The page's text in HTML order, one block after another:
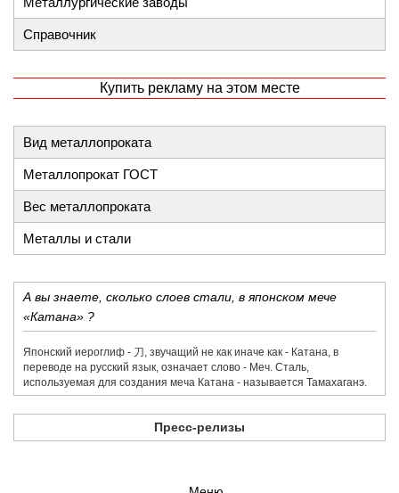
Справочник
Купить рекламу на этом месте
Вид металлопроката
Металлопрокат ГОСТ
Вес металлопроката
Металлы и стали
А вы знаете, сколько слоев стали, в японском мече
«Катана» ?
Японский иероглиф - 刀,​ звучащий не как иначе как - Катана, в
переводе на русский язык, означает слово - Меч. Сталь,
используемая для создания меча Катана - называется Тамахаганэ.
Пресс-релизы